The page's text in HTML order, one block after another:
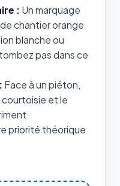
: Un marquage
chantier orange
blanche ou
pas dans ce
Face à un piéton,
courtoisie et le
priorité théorique